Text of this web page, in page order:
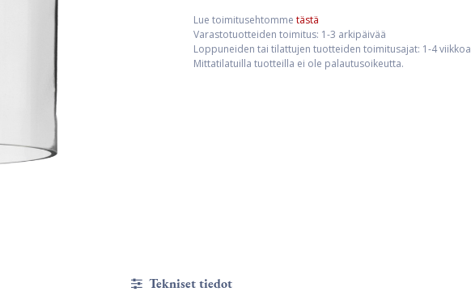
Lue toimitusehtomme tästä
Varastotuotteiden toimitus: 1-3 arkipäivää
Loppuneiden tai tilattujen tuotteiden toimitusajat: 1-4 viikkoa
Mittatilatuilla tuotteilla ei ole palautusoikeutta.
Tekniset tiedot